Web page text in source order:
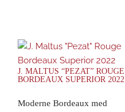
J. MALTUS “PEZAT” ROUGE
BORDEAUX SUPERIOR 2022
Moderne Bordeaux med